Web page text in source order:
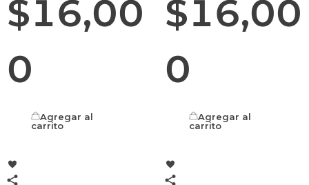
$16,00
0
Agregar al
carrito
$16,00
0
Agregar al
carrito